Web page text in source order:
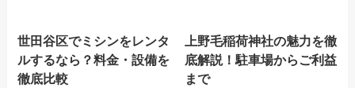
世田谷区でミシンをレンタ
ルするなら？料金・設備を
徹底比較
上野毛稲荷神社の魅力を徹
底解説！駐車場からご利益
まで